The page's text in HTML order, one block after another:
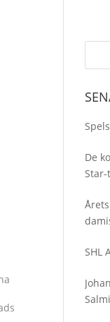
De
Star-
SHL